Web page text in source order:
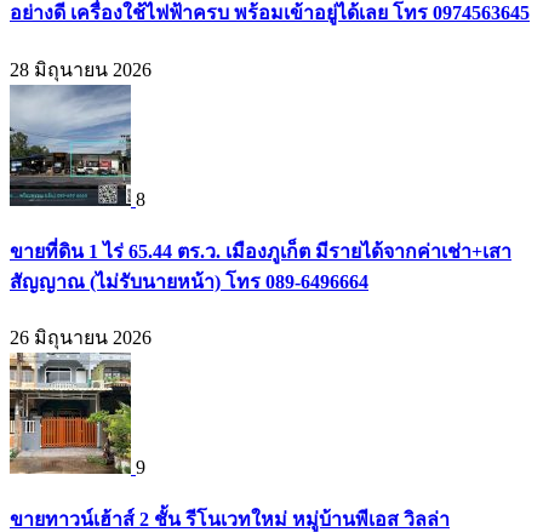
อย่างดี เครื่องใช้ไฟฟ้าครบ พร้อมเข้าอยู่ได้เลย โทร 0974563645
28 มิถุนายน 2026
8
ขายที่ดิน 1 ไร่ 65.44 ตร.ว. เมืองภูเก็ต มีรายได้จากค่าเช่า+เสา
สัญญาณ (ไม่รับนายหน้า) โทร 089-6496664
26 มิถุนายน 2026
9
ขายทาวน์เฮ้าส์ 2 ชั้น รีโนเวทใหม่ หมู่บ้านพีเอส วิลล่า